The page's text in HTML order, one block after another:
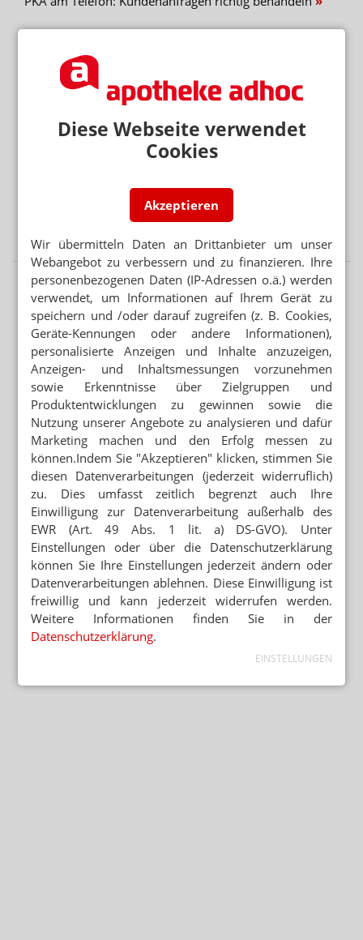
Diese Webseite verwendet
Cookies
Akzeptieren
Wir übermitteln Daten an Drittanbieter um unser
Webangebot zu verbessern und zu finanzieren. Ihre
personenbezogenen Daten (IP-Adressen o.ä.) werden
verwendet, um Informationen auf Ihrem Gerät zu
speichern und /oder darauf zugreifen (z. B. Cookies,
Geräte-Kennungen oder andere Informationen),
personalisierte Anzeigen und Inhalte anzuzeigen,
Anzeigen- und Inhaltsmessungen vorzunehmen
sowie Erkenntnisse über Zielgruppen und
Produktentwicklungen zu gewinnen sowie die
Nutzung unserer Angebote zu analysieren und dafür
Marketing machen und den Erfolg messen zu
können.Indem Sie "Akzeptieren" klicken, stimmen Sie
diesen Datenverarbeitungen (jederzeit widerruflich)
zu. Dies umfasst zeitlich begrenzt auch Ihre
Einwilligung zur Datenverarbeitung außerhalb des
EWR (Art. 49 Abs. 1 lit. a) DS-GVO). Unter
Einstellungen oder über die Datenschutzerklärung
können Sie Ihre Einstellungen jederzeit ändern oder
Datenverarbeitungen ablehnen. Diese Einwilligung ist
freiwillig und kann jederzeit widerrufen werden.
Weitere Informationen finden Sie in der
Datenschutzerklärung.
EINSTELLUNGEN
UMFRAGE IN RHEINLAND-PFALZ
Mehr aus Ressort
ANREIBUNG 1:9
Budesonid-Zäpfchen: Mannitol statt Dextrin
GEBLEICHT ODER NICHT